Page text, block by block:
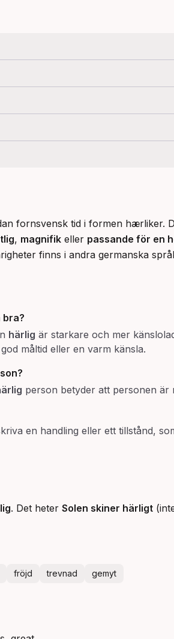
fornsvensk tid i formen hærliker.
, magnifik eller passande för en
finns i andra germanska
bra?
härlig är starkare och mer
måltid eller en varm känsla.
person betyder att personen är
en handling eller ett tillstånd,
. Det heter Solen skiner härligt
fröjd trevnad gemyt